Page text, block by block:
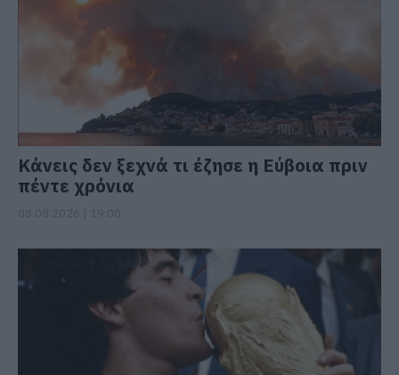
Κάνεις δεν ξεχνά τι έζησε η Εύβοια πριν
πέντε χρόνια